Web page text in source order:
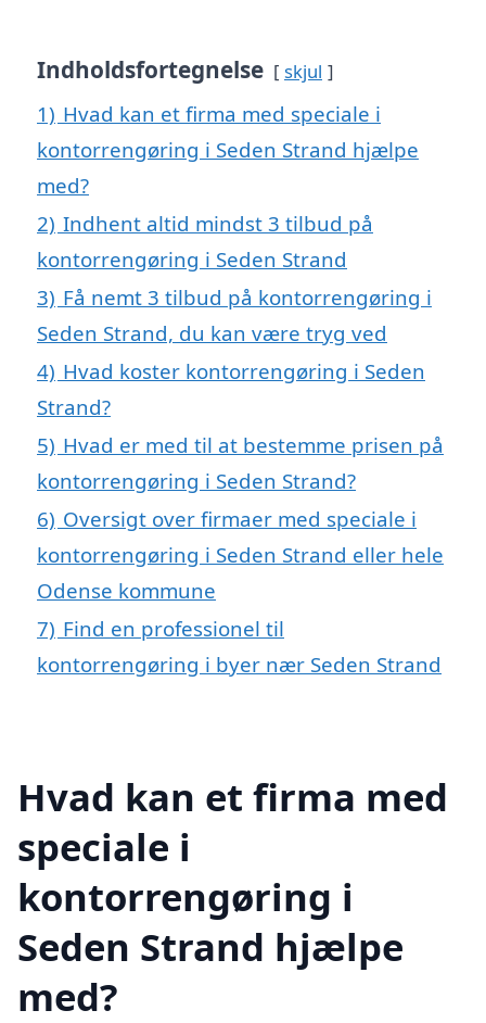
Indholdsfortegnelse skjul
1) Hvad kan et firma med speciale i
kontorrengøring i Seden Strand hjælpe
med?
2) Indhent altid mindst 3 tilbud på
kontorrengøring i Seden Strand
3) Få nemt 3 tilbud på kontorrengøring i
Seden Strand, du kan være tryg ved
4) Hvad koster kontorrengøring i Seden
Strand?
5) Hvad er med til at bestemme prisen på
kontorrengøring i Seden Strand?
6) Oversigt over firmaer med speciale i
kontorrengøring i Seden Strand eller hele
Odense kommune
7) Find en professionel til
kontorrengøring i byer nær Seden Strand
Hvad kan et firma med
speciale i
kontorrengøring i
Seden Strand hjælpe
med?